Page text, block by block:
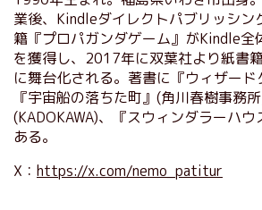
業後、Kindleダイレクトパブリッシン
籍『プロパガンダゲーム』がKindle全
を獲得し、2017年に双葉社より紙書
に舞台化される。著書に『ウィザード
『宇宙船の落ちた町』(角川春樹事務
(KADOKAWA)、『スウィンダラーハ
ある。
X： https://x.com/nemo_patitur